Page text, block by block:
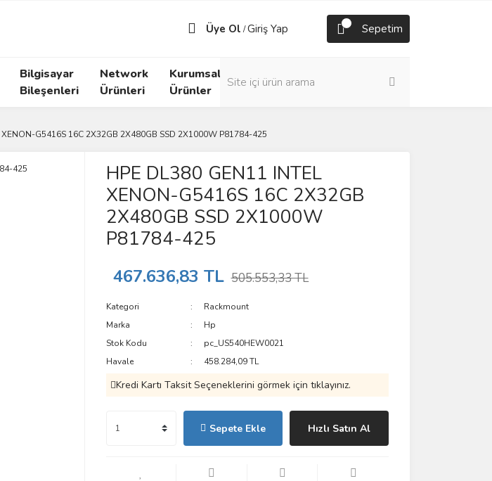
Üye Ol /Giriş Yap Sepetim
Bilgisayar
Bileşenleri
Network
Ürünleri
Kurumsal
Ürünler
XENON-G5416S 16C 2X32GB 2X480GB SSD 2X1000W P81784-425
HPE DL380 GEN11 INTEL
XENON-G5416S 16C 2X32GB
2X480GB SSD 2X1000W
P81784-425
467.636,83 TL 505.553,33 TL
Kategori
Rackmount
Marka
Hp
Stok Kodu
pc_US540HEW0021
Havale
458.284,09 TL
Kredi Kartı Taksit Seçeneklerini görmek için tıklayınız.
Sepete Ekle Hızlı Satın Al